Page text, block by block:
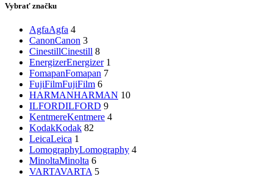
Vybrať značku
AgfaAgfa 4
CanonCanon 3
CinestillCinestill 8
EnergizerEnergizer 1
FomapanFomapan 7
FujiFilmFujiFilm 6
HARMANHARMAN 10
ILFORDILFORD 9
KentmereKentmere 4
KodakKodak 82
LeicaLeica 1
LomographyLomography 4
MinoltaMinolta 6
VARTAVARTA 5